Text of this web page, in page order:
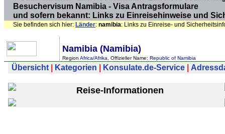
Besuchervisum Namibia - Visa Antragsformulare
und sofern bekannt: Links zu Einreisehinweise und
Sie befinden sich hier: Länder: namibia: Links zu Einreise- und
Namibia (Namibia)
Region Africa/Afrika , Offizieller Name: Republic of Namibia
Übersicht Kategorien Konsulate.de-Service
Reise-Informationen